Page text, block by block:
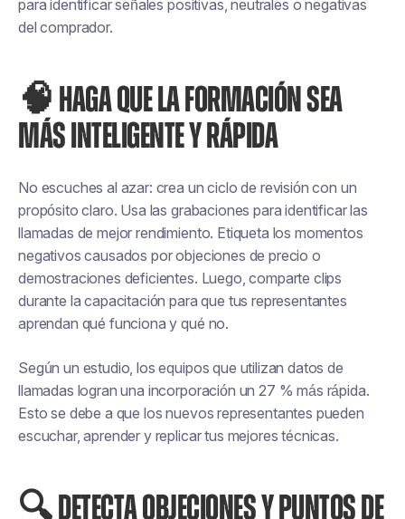
para identificar señales positivas, neutrales o negativas
del comprador.
🧠 HAGA QUE LA FORMACIÓN SEA
MÁS INTELIGENTE Y RÁPIDA
No escuches al azar: crea un ciclo de revisión con un
propósito claro. Usa las grabaciones para identificar las
llamadas de mejor rendimiento. Etiqueta los momentos
negativos causados por objeciones de precio o
demostraciones deficientes. Luego, comparte clips
durante la capacitación para que tus representantes
aprendan qué funciona y qué no.
Según un estudio, los equipos que utilizan datos de
llamadas logran una incorporación un 27 % más rápida.
Esto se debe a que los nuevos representantes pueden
escuchar, aprender y replicar tus mejores técnicas.
🔍 DETECTA OBJECIONES Y PUNTOS DE